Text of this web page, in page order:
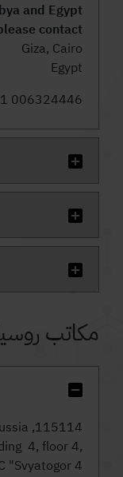
and Egypt
contact:
Giza, Cairo
Egypt
006324446
مكاتب
115114, Moscow, Russia
4, floor 4,
"Svyatogor 4"